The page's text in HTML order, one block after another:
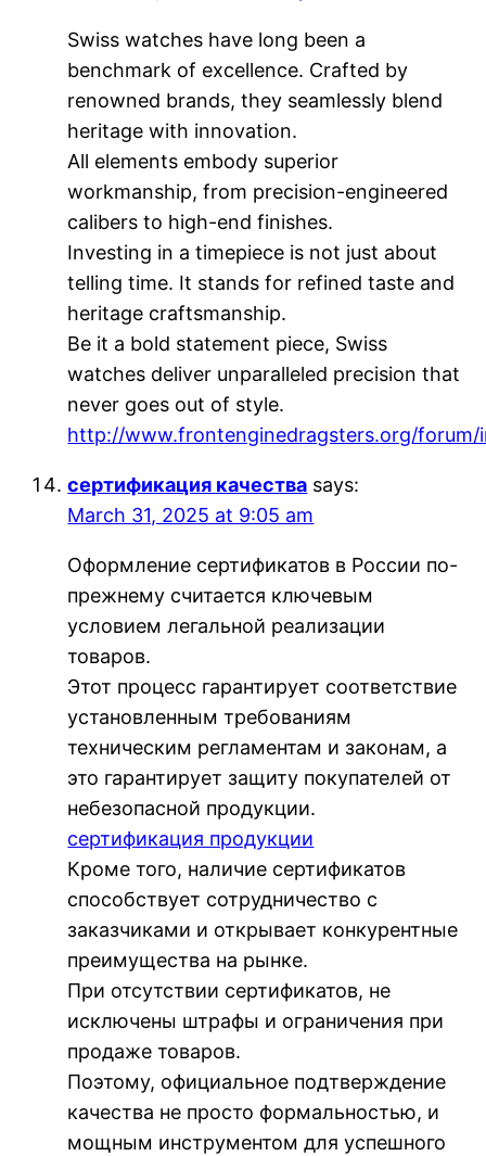
Swiss watches have long been a
benchmark of excellence. Crafted by
renowned brands, they seamlessly blend
heritage with innovation.
All elements embody superior
workmanship, from precision-engineered
calibers to high-end finishes.
Investing in a timepiece is not just about
telling time. It stands for refined taste and
heritage craftsmanship.
Be it a bold statement piece, Swiss
watches deliver unparalleled precision that
never goes out of style.
http://www.frontenginedragsters.org/
сертификация качества says:
March 31, 2025 at 9:05 am
Оформление сертификатов в России по-
прежнему считается ключевым
условием легальной реализации
товаров.
Этот процесс гарантирует соответствие
установленным требованиям
техническим регламентам и законам, а
это гарантирует защиту покупателей от
небезопасной продукции.
сертификация продукции
Кроме того, наличие сертификатов
способствует сотрудничество с
заказчиками и открывает конкурентные
преимущества на рынке.
При отсутствии сертификатов, не
исключены штрафы и ограничения при
продаже товаров.
Поэтому, официальное подтверждение
качества не просто формальностью, и
мощным инструментом для успешного